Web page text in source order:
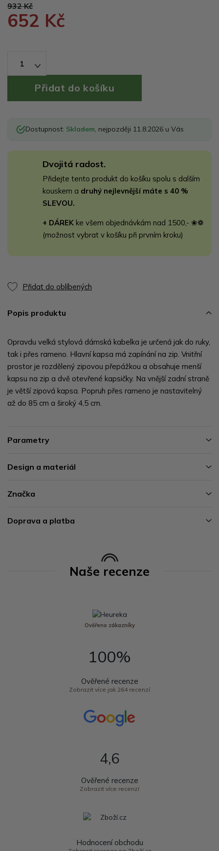
932 Kč
652 Kč
1
Dostupnost: Skladem, nejpozději 11.8.2026 u Vás
Dvojitá radost.
Přidejte tento produkt do košíku spolu s dalším
kouskem a druhý nejlevnější máte s 40 %
SLEVOU.
+ DÁREK ke všem objednávkám nad 1500,- ❀❁
(možnost vybrat v košíku při prvním kroku)
Přidat do oblíbených
Popis produktu
Opravdu velká stylová dámská kabelka je určená jak do ruky,
tak i přes rameno. Hlavní kapsa má zapínání na zip. Vnitřní
prostor je rozdělený zipovou přepážkou a obsahuje menší
kapsu na zip a dvě otevřené kapsičky. Na vnější zadní straně
je větší zipová kapsa. Popruh přes rameno je nastavitelný
až do 85 cm a široký 4,5 cm.
Parametry
Design a materiál
Značka
Doprava a platba
Naše recenze
Ověřeno zákazníky
100%
Ověřené recenze
Zobrazit více jak 264 recenzí
4,6
Ověřené recenze
Zobrazit více recenzí
Hodnocení obchodu